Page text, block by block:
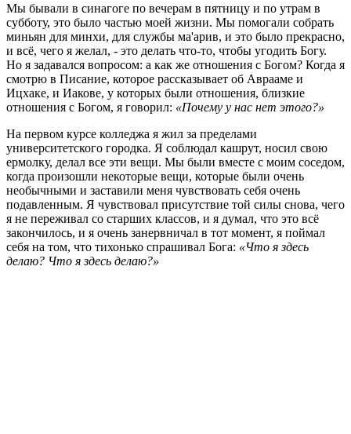
Мы бывали в синагоге по вечерам в пятницу и по утрам в
субботу, это было частью моей жизни. Мы помогали собрать
миньян для минхи, для службы ма'арив, и это было прекрасно,
и всё, чего я желал, - это делать что-то, чтобы угодить Богу.
Но я задавался вопросом: а как же отношения с Богом? Когда я
смотрю в Писание, которое рассказывает об Аврааме и
Ицхаке, и Иакове, у которых были отношения, близкие
отношения с Богом, я говорил: «Почему у нас нет этого?»
На первом курсе колледжа я жил за пределами
университетского городка. Я соблюдал кашрут, носил свою
ермолку, делал все эти вещи. Мы были вместе с моим соседом,
когда произошли некоторые вещи, которые были очень
необычными и заставили меня чувствовать себя очень
подавленным. Я чувствовал присутствие той силы снова, чего
я не переживал со старших классов, и я думал, что это всё
закончилось, и я очень занервничал в тот момент, я поймал
себя на том, что тихонько спрашивал Бога: «Что я здесь
делаю? Что я здесь делаю?»